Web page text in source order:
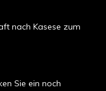
nach Kasese zum
Sie ein noch